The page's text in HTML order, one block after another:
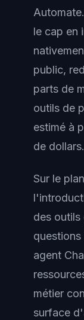
le cap en
public,
parts de
outils de
estimé à
de dollars.
Sur le
des outils
agent
métier
surface